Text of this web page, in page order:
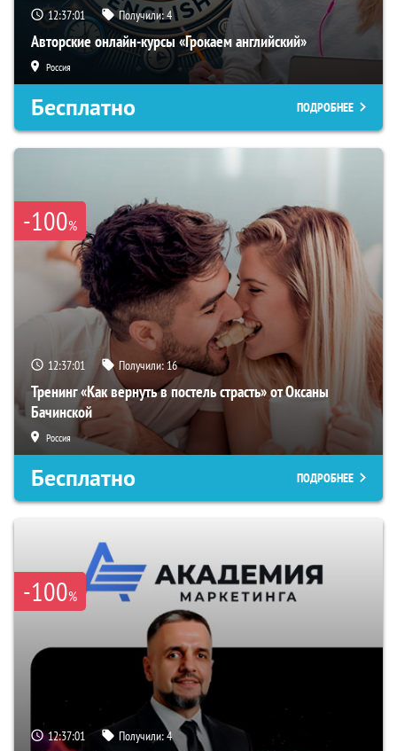
12:37:01 Получили:4
Авторские онлайн-курсы «Грокаем английский»
Россия
Бесплатно ПОДРОБНЕЕ
-100%
12:37:01 Получили:16
Тренинг «Как вернуть в постель страсть» от Оксаны
Бачинской
Россия
Бесплатно ПОДРОБНЕЕ
-100%
12:37:01 Получили:4